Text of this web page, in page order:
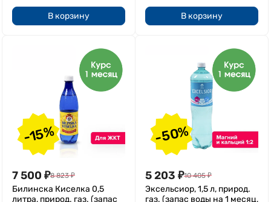
В корзину В корзину
-15%
7 500 ₽8 823 ₽
Билинска Киселка 0,5
литра, природ. газ. (запас
-50%
5 203 ₽10 405 ₽
Эксельсиор, 1,5 л, природ.
газ. (запас воды на 1 месяц,